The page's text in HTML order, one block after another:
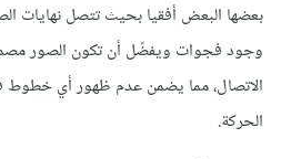
بعضها البعض أفقيا بحيث تتصل نهايات
وجود فجوات ويفضّل أن تكون الصور
الاتصال، مما يضمن عدم ظهور أي خطوط
الحركة.